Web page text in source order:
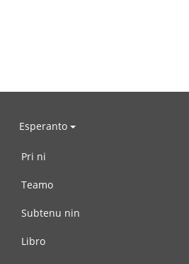
Esperanto
Pri ni
Teamo
Subtenu nin
Libro